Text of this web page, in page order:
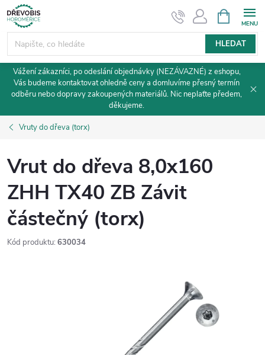
Přejít
na
obsah
HLEDAT
NÁKUPNÍ
KOŠÍK
Vážení zákazníci, po odeslání objednávky (NEZÁVAZNÉ) z eshopu,
Vás budeme kontaktovat ohledně ceny a domluvíme přesný termín
odběru nebo dopravy zakoupených materiálů. Nic neplaťte předem,
děkujeme.
Vruty do dřeva (torx)
Vrut do dřeva 8,0x160
ZHH TX40 ZB Závit
částečný (torx)
Kód produktu: 630034